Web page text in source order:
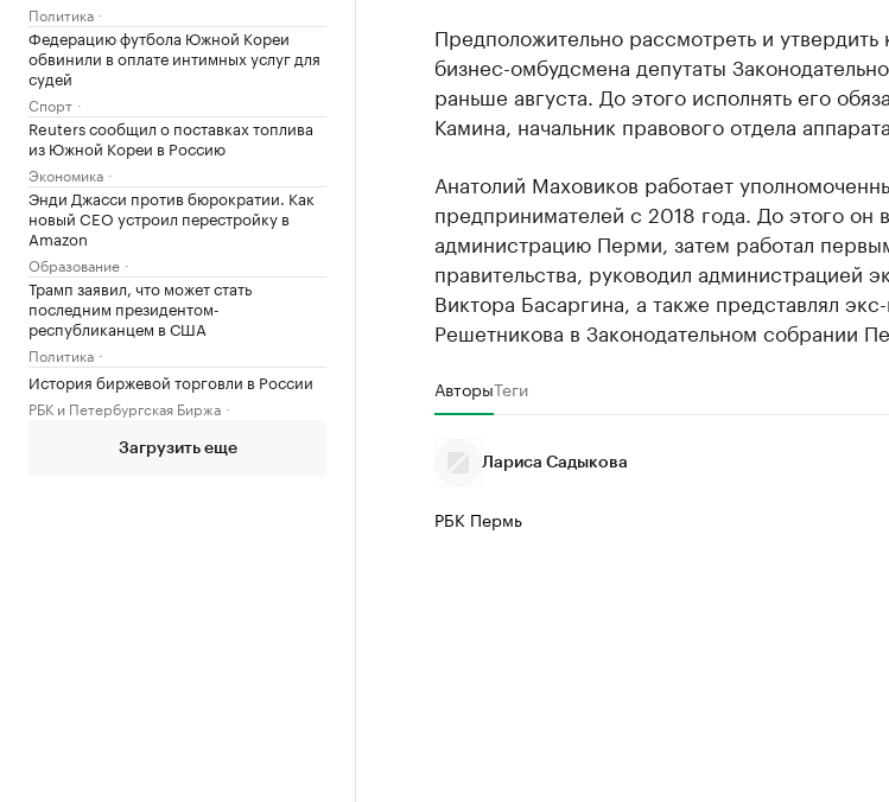
Политика
Федерацию футбола Южной Кореи
обвинили в оплате интимных услуг для
судей
Спорт
Reuters сообщил о поставках топлива
из Южной Кореи в Россию
Экономика
Энди Джасси против бюрократии. Как
новый CEO устроил перестройку в
Amazon
Образование
Трамп заявил, что может стать
последним президентом-
республиканцем в США
Политика
История биржевой торговли в России
РБК и Петербургская Биржа
Загрузить еще
Предположительно рассмотреть и утвердить
бизнес-омбудсмена депутаты
раньше августа. До этого исполнять его
Камина, начальник правового отдела аппарата.
Анатолий Маховиков работает
предпринимателей с 2018 года. До этого он
администрацию Перми, затем работал
правительства, руководил администрацией
Виктора Басаргина, а также представлял
Решетникова в Законодательном собрании
АвторыТеги
Лариса Садыкова
РБК Пермь